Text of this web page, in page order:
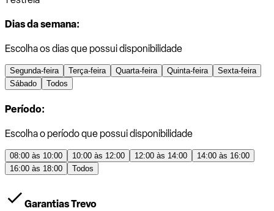
Dias da semana:
Escolha os dias que possui disponibilidade
Segunda-feira Terça-feira Quarta-feira Quinta-feira
Sexta-feira
Sábado
Todos
Período:
Escolha o período que possui disponibilidade
08:00 às 10:00 10:00 às 12:00 12:00 às 14:00
14:00 às 16:00
16:00 às 18:00
Todos
Garantias Trevo